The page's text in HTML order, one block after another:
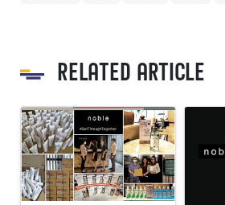
RELATED ARTICLE